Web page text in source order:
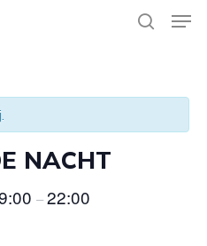
NACHT
–22:00